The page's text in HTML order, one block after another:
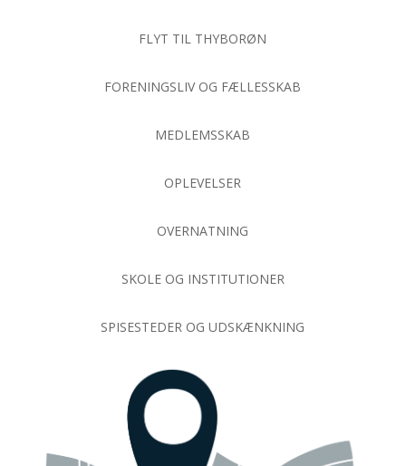
FLYT TIL THYBORØN
FORENINGSLIV OG FÆLLESSKAB
MEDLEMSSKAB
OPLEVELSER
OVERNATNING
SKOLE OG INSTITUTIONER
SPISESTEDER OG UDSKÆNKNING